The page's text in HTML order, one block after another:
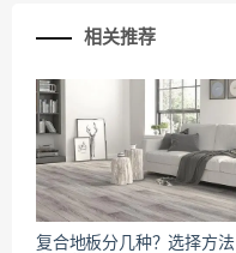
相关推荐
复合地板分几种？选择方法